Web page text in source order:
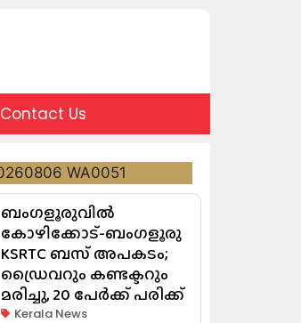
Contact Us
ബംഗളൂരുവിൽ
കോഴിക്കോട്-ബംഗളൂരു
KSRTC ബസ് അപകടം;
ഡ്രൈവറും കണ്ടക്ടറും
മരിച്ചു, 20 പേർക്ക് പരിക്ക്
Kerala News